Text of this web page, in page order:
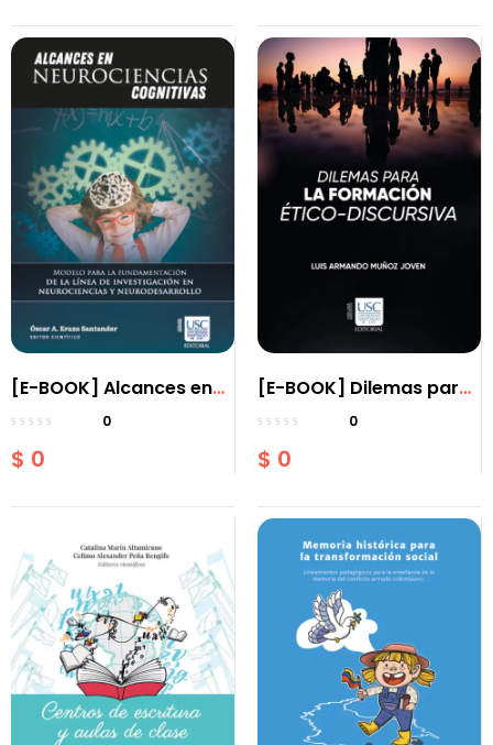
en neurociencias y
neurodesarrollo Tomo III
neurociencias y
neurodesarrollo
[E-BOOK] Alcances en
neurociencias
0
$ 0
[E-BOOK] Dilemas para
la formación ético-
0
$ 0